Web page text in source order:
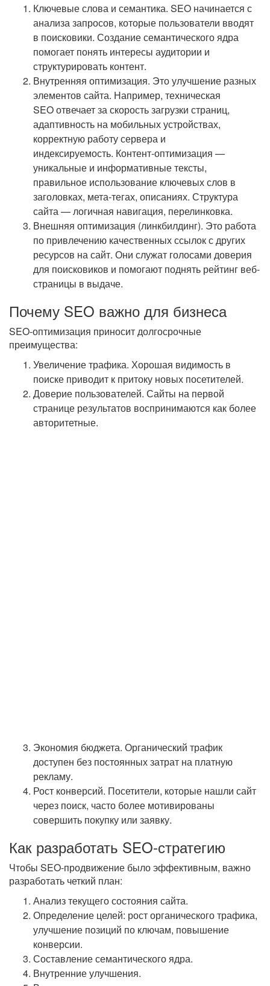
Ключевые слова и семантика. SEO начинается с
анализа запросов, которые пользователи вводят
в поисковики. Создание семантического ядра
помогает понять интересы аудитории и
структурировать контент.
Внутренняя оптимизация. Это улучшение разных
элементов сайта. Например, техническая
SEO отвечает за скорость загрузки страниц,
адаптивность на мобильных устройствах,
корректную работу сервера и
индексируемость. Контент-оптимизация —
уникальные и информативные тексты,
правильное использование ключевых слов в
заголовках, мета-тегах, описаниях. Структура
сайта — логичная навигация, перелинковка.
Внешняя оптимизация (линкбилдинг). Это работа
по привлечению качественных ссылок с других
ресурсов на сайт. Они служат голосами доверия
для поисковиков и помогают поднять рейтинг веб-
страницы в выдаче.
Почему SEO важно для бизнеса
SEO-оптимизация приносит долгосрочные
преимущества:
Увеличение трафика. Хорошая видимость в
поиске приводит к притоку новых посетителей.
Доверие пользователей. Сайты на первой
странице результатов воспринимаются как более
авторитетные.
Экономия бюджета. Органический трафик
доступен без постоянных затрат на платную
рекламу.
Рост конверсий. Посетители, которые нашли сайт
через поиск, часто более мотивированы
совершить покупку или заявку.
Как разработать SEO-стратегию
Чтобы SEO-продвижение было эффективным, важно
разработать четкий план:
Анализ текущего состояния сайта.
Определение целей: рост органического трафика,
улучшение позиций по ключам, повышение
конверсии.
Составление семантического ядра.
Внутренние улучшения.